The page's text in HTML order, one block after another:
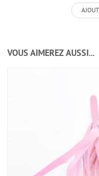
VOUS AIMEREZ AUSSI...